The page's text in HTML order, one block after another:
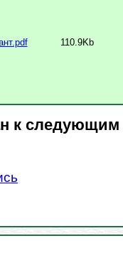
110.9Kb
к следующим